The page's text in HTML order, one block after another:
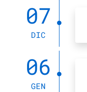
07
DIC
06
GEN